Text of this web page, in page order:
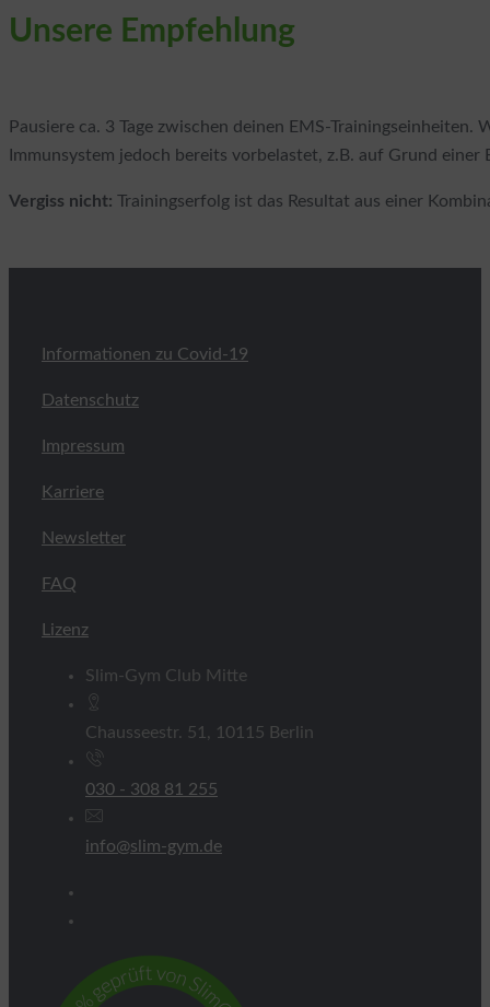
Unsere Empfehlung
Pausiere ca. 3 Tage zwischen deinen EMS-
Immunsystem jedoch bereits vorbelastet, z.B. auf Grund
Vergiss nicht: Trainingserfolg ist das Resultat aus einer
Informationen zu Covid-19
Datenschutz
Impressum
Karriere
Newsletter
FAQ
Lizenz
Slim-Gym Club Mitte
Chausseestr. 51, 10115 Berlin
030 - 308 81 255
info@slim-gym.de